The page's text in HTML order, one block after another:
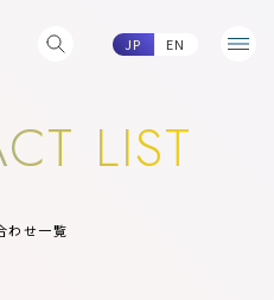
JP EN
LIST
わせ一覧